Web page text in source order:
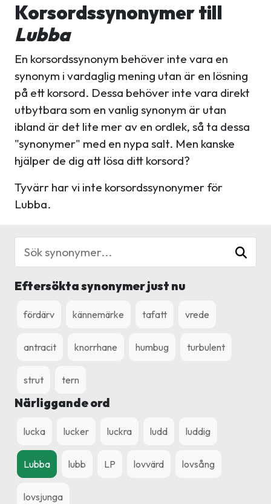
Korsordssynonymer till
Lubba
En korsordssynonym behöver inte vara en
synonym i vardaglig mening utan är en lösning
på ett korsord. Dessa behöver inte vara direkt
utbytbara som en vanlig synonym är utan
ibland är det lite mer av en ordlek, så ta dessa
"synonymer" med en nypa salt. Men kanske
hjälper de dig att lösa ditt korsord?
Tyvärr har vi inte korsordssynonymer för
Lubba.
Eftersökta synonymer just nu
fördärv kännemärke tafatt vrede
antracit knorrhane humbug turbulent
strut tern
Närliggande ord
lucka lucker luckra ludd luddig
Lubba lubb LP lovvärd lovsång
lovsjunga